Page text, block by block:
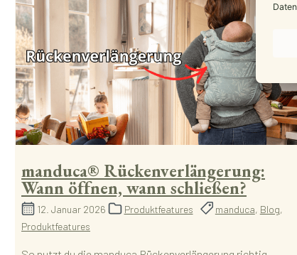
manduca® Rückenverlängerung:
Wann öffnen, wann schließen?
12. Januar 2026 Produktfeatures manduca, Blog,
Produktfeatures